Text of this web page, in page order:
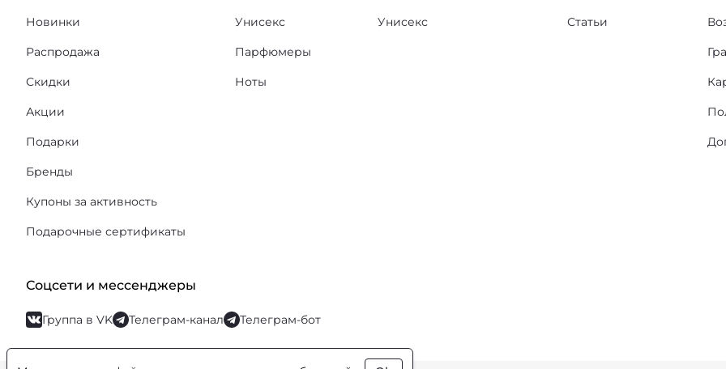
Новинки
Распродажа
Скидки
Акции
Подарки
Бренды
Купоны за активность
Подарочные сертификаты
Унисекс
Парфюмеры
Ноты
Унисекс Статьи
Соцсети и мессенджеры
Группа в VK Телеграм-канал Телеграм-бот